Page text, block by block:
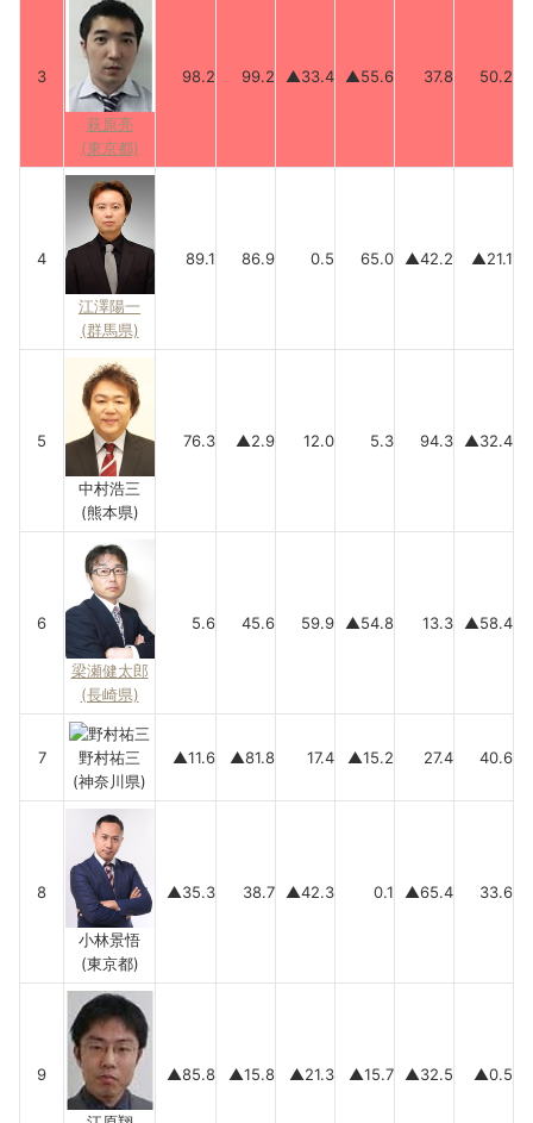
3
萩原亮
(東京都)
98.2 99.2 ▲33.4 ▲55.6 37.8 50.2
4
江澤陽一
(群馬県)
89.1 86.9 0.5 65.0 ▲42.2 ▲21.1
5
中村浩三
(熊本県)
76.3 ▲2.9 12.0 5.3 94.3 ▲32.4
6
梁瀬健太郎
(長崎県)
5.6 45.6 59.9 ▲54.8 13.3 ▲58.4
7
野村祐三
(神奈川県)
▲11.6 ▲81.8 17.4 ▲15.2 27.4 40.6
8
小林景悟
(東京都)
▲35.3 38.7 ▲42.3 0.1 ▲65.4 33.6
9 ▲85.8 ▲15.8 ▲21.3 ▲15.7 ▲32.5 ▲0.5